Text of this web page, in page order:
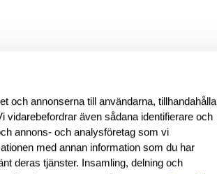
och annonserna till användarna, tillhandahålla
även sådana identifierare och
annons- och analysföretag som vi
med annan information som du har
deras tjänster. Insamling, delning och